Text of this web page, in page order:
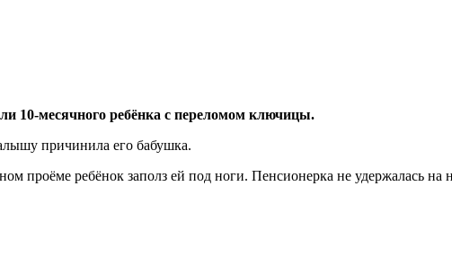
10-месячного ребёнка с переломом ключицы.
причинила его бабушка.
проёме ребёнок заполз ей под ноги. Пенсионерка не удержалась на